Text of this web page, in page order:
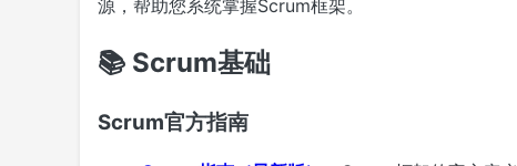
源，帮助您系统掌握Scrum框架。
📚 Scrum基础
Scrum官方指南